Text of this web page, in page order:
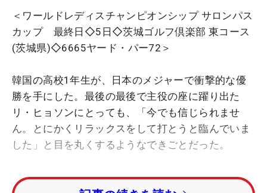
＜ワールドレディスチャンピオンシップ サロンパス
カップ 最終日◇5日◇茨城ゴルフ倶楽部 東コース
(茨城県)◇6665ヤード・パー72＞
韓国の高校1年生が、日本のメジャーで衝撃的な優
勝を手にした。最後の最後で主役の座に躍り出た
リ・ヒョソンにとっても、「今でも信じられませ
ん。とにかくリラックスをして打とうと臨んでいま
した」と目を丸くするようなできごとだった。
韓国ナショナルチームのユニフォーム姿で、勝負強